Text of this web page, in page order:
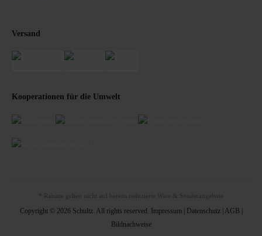
Versand
Kooperationen für die Umwelt
* Rabatte gelten nicht auf bereits reduzierte Ware & Sonderangebote
Copyright © 2026 Schultz. All rights reserved. Impressum| Datenschutz| AGB
Bildnachweise